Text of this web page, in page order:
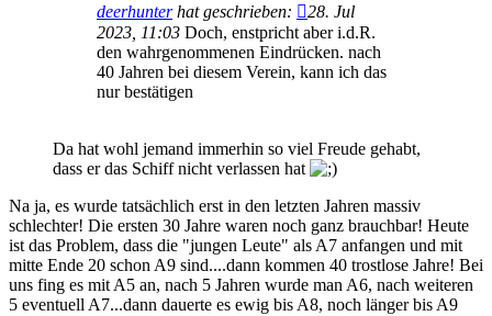
deerhunterhat geschrieben:
28. Jul
2023, 11:03 Doch, enstpricht aber i.d.R.
den wahrgenommenen Eindrücken. nach
40 Jahren bei diesem Verein, kann ich das
nur bestätigen
Da hat wohl jemand immerhin so viel Freude gehabt,
dass er das Schiff nicht verlassen hat
Na ja, es wurde tatsächlich erst in den letzten Jahren massiv
schlechter! Die ersten 30 Jahre waren noch ganz brauchbar! Heute
ist das Problem, dass die "jungen Leute" als A7 anfangen und mit
mitte Ende 20 schon A9 sind....dann kommen 40 trostlose Jahre! Bei
uns fing es mit A5 an, nach 5 Jahren wurde man A6, nach weiteren
5 eventuell A7...dann dauerte es ewig bis A8, noch länger bis A9